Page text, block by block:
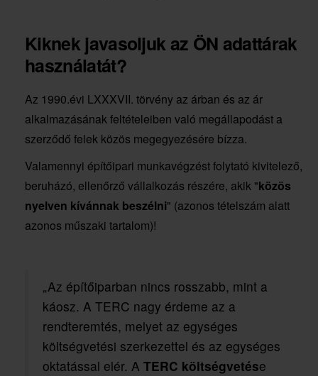
Kiknek javasoljuk az ÖN adattárak
használatát?
Az 1990.évi LXXXVII. törvény az árban és az ár
alkalmazásának feltételeiben való megállapodást a
szerződő felek közös megegyezésére bízza.
Valamennyi építőipari munkavégzést folytató kivitelező,
beruházó, ellenőrző vállalkozás részére, akik "közös
nyelven kívánnak beszélni" (azonos tételszám alatt
azonos műszaki tartalom)!
„Az építőiparban nincs rosszabb, mint a
káosz. A TERC nagy érdeme az a
rendteremtés, melyet az egységes
költségvetési szerkezettel és az egységes
oktatással elér. A TERC költségvetése